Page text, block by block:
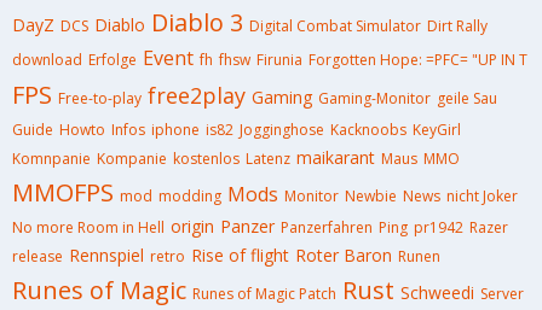
DayZ DCS Diablo Diablo 3 Digital Combat Simulator Dirt Rally
download Erfolge Event fh fhsw Firunia Forgotten Hope: =PFC= "UP IN T
FPS Free-to-play free2play Gaming Gaming-Monitor geile Sau
Guide Howto Infos iphone is82 Jogginghose Kacknoobs KeyGirl
Komnpanie Kompanie kostenlos Latenz maikarant Maus MMO
MMOFPS mod modding Mods Monitor Newbie News nicht Joker
No more Room in Hell origin Panzer Panzerfahren Ping pr1942 Razer
release Rennspiel retro Rise of flight Roter Baron Runen
Runes of Magic Runes of Magic Patch Rust Schweedi Server